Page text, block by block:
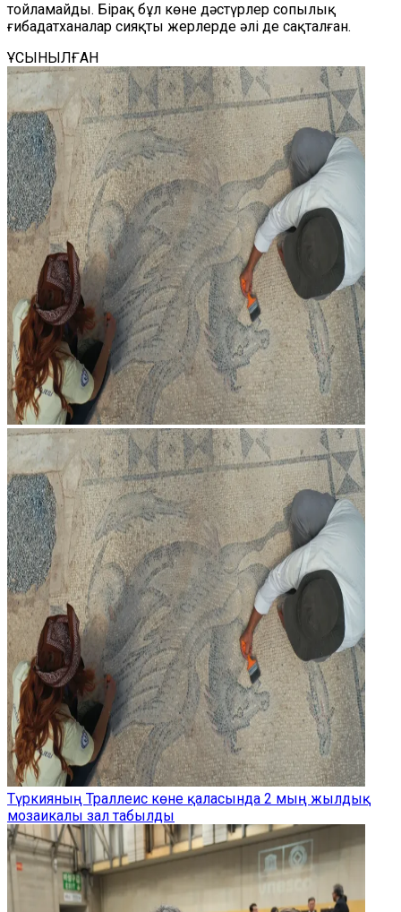
тойламайды. Бірақ бұл көне дәстүрлер сопылық
ғибадатханалар сияқты жерлерде әлі де сақталған.
ҰСЫНЫЛҒАН
Түркияның Траллеис көне қаласында 2 мың жылдық
мозаикалы зал табылды